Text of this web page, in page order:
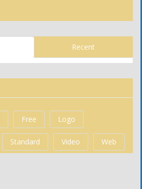
Recent
Free Logo
Standard Video Web